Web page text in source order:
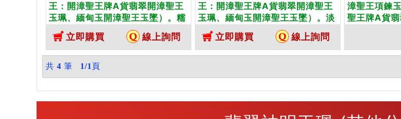
王：開漳聖王牌A貨翡翠開漳聖王
玉珮、緬甸玉開漳聖王玉墜）。糯
種帶紫羅蘭開漳聖王，KN003。
客製化訂做各種翡翠開漳聖王吊墜
玉珮項鍊。★附A貨翡翠雙證書
立即購買 線上詢問
王：開漳聖王牌A貨翡翠開漳聖王
玉珮、緬甸玉開漳聖王玉墜）。淡
綠色糯種開漳聖王，KN142。客製
化訂做各種翡翠開漳聖王吊墜玉珮
項鍊。★附A貨翡翠雙證書
立即購買 線上詢問
漳聖王項鍊
聖王牌A貨
甸玉開漳聖
開漳聖王，
種翡翠開漳
共 4 筆 1/1 頁